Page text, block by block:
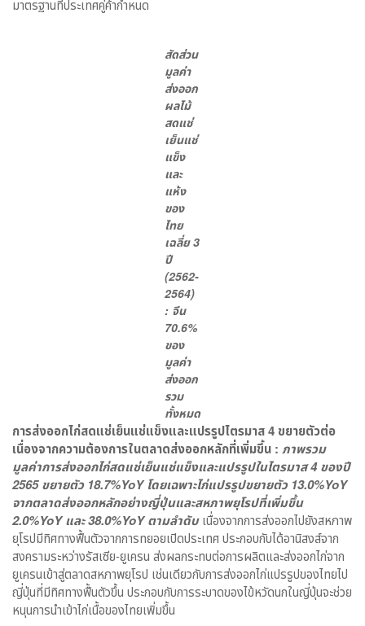
มาตรฐานที่ประเทศคู่ค้ากำหนด
สัดส่วน
มูลค่า
ส่งออก
ผลไม้
สดแช่
เย็นแช่
แข็ง
และ
แห้ง
ของ
ไทย
เฉลี่ย 3
ปี
(2562-
2564)
: จีน
70.6%
ของ
มูลค่า
ส่งออก
รวม
ทั้งหมด
การส่งออกไก่สดแช่เย็นแช่แข็งและแปรรูปไตรมาส4ขยายตัวต่อ
เนื่องจากความต้องการในตลาดส่งออกหลักที่เพิ่มขึ้น : ภาพรวม
มูลค่าการส่งออกไก่สดแช่เย็นแช่แข็งและแปรรูปในไตรมาส4ของปี
2565ขยายตัว 18.7%YoYโดยเฉพาะไก่แปรรูปขยายตัว 13.0%YoY
จากตลาดส่งออกหลักอย่างญี่ปุ่นและสหภาพยุโรปที่เพิ่มขึ้น
2.0%YoYและ38.0%YoYตามลำดับเนื่องจากการส่งออกไปยังสหภาพ
ยุโรปมีทิศทางฟื้นตัวจากการทยอยเปิดประเทศ ประกอบกับได้อานิสงส์จาก
สงครามระหว่างรัสเซีย-ยูเครน ส่งผลกระทบต่อการผลิตและส่งออกไก่จาก
ยูเครนเข้าสู่ตลาดสหภาพยุโรป เช่นเดียวกับการส่งออกไก่แปรรูปของไทยไป
ญี่ปุ่นที่มีทิศทางฟื้นตัวขึ้น ประกอบกับการระบาดของไข้หวัดนกในญี่ปุ่นจะช่วย
หนุนการนำเข้าไก่เนื้อของไทยเพิ่มขึ้น